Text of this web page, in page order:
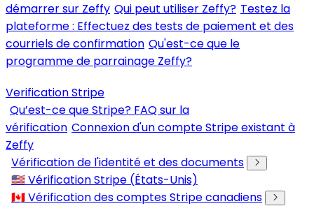
démarrer sur Zeffy Qui peut utiliser Zeffy? Testez la
plateforme : Effectuez des tests de paiement et des
courriels de confirmation Qu'est-ce que le
programme de parrainage Zeffy?
Verification Stripe
Qu’est-ce que Stripe? FAQ sur la
vérification Connexion d'un compte Stripe existant à
Zeffy
Vérification de l'identité et des documents
🇺🇸 Vérification Stripe (États-Unis)
🇨🇦 Vérification des comptes Stripe canadiens